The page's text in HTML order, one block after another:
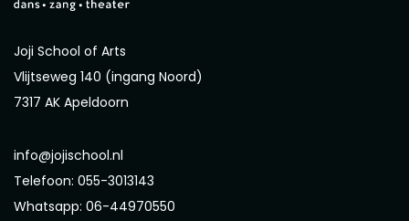
Joji School of Arts
Vlijtseweg 140 (ingang Noord)
7317 AK Apeldoorn
info@jojischool.nl
Telefoon: 055-3013143
Whatsapp: 06-44970550